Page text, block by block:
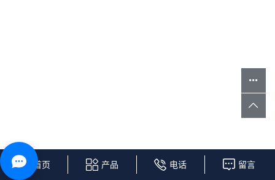
首页 产品 电话 留言